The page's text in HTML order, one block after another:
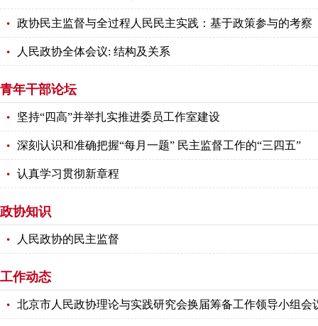
政协民主监督与全过程人民民主实践：基于政策参与的考察
人民政协全体会议: 结构及关系
青年干部论坛
坚持“四高”并举扎实推进委员工作室建设
深刻认识和准确把握“每月一题” 民主监督工作的“三四五”
认真学习贯彻新章程
政协知识
人民政协的民主监督
工作动态
北京市人民政协理论与实践研究会换届筹备工作领导小组会